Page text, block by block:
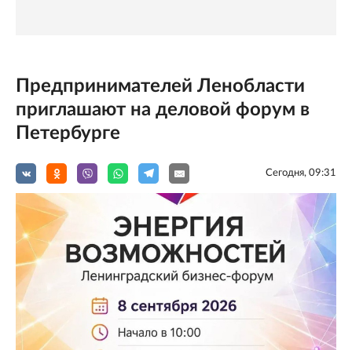
Предпринимателей Ленобласти
приглашают на деловой форум в
Петербурге
Сегодня, 09:31